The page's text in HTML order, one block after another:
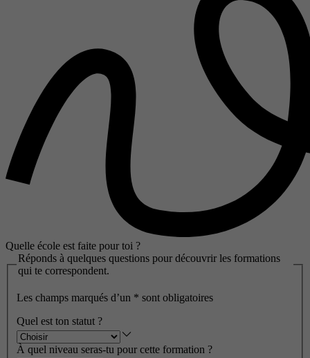
Quelle école est faite pour toi ?
Réponds à quelques questions pour découvrir les formations
qui te correspondent.
Les champs marqués d’un * sont obligatoires
Quel est ton statut ?
À quel niveau seras-tu pour cette formation ?